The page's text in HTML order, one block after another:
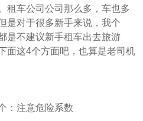
租车公司公司那么多，车也多
是对于很多新手来说，我个
是不建议新手租车出去旅游
面这4个方面吧，也算是老司机
：注意危险系数